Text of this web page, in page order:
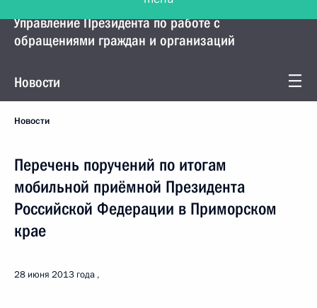
Управление Президента по работе с
обращениями граждан и организаций
Новости
Новости
Перечень поручений по итогам
мобильной приёмной Президента
Российской Федерации в Приморском
крае
28 июня 2013 года